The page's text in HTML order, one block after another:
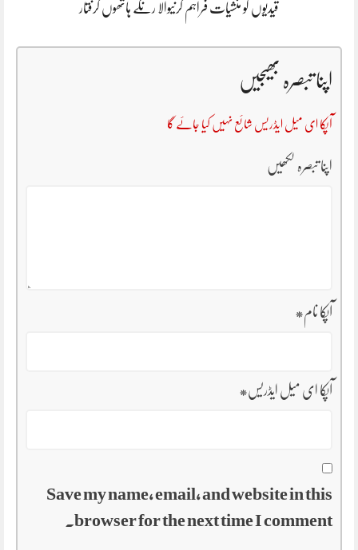
قیدیوں کو منشیات فراہم کرنیوالا رنگے ہاتھوں گرفتار
اپنا تبصرہ بھیجیں
آپکا ای میل ایڈریس شائع نہیں کیا جائے گا
اپنا تبصرہ لکھیں
آپکا نام*
آپکا ای میل ایڈریس*
Save my name, email, and website in this
browser for the next time I comment.